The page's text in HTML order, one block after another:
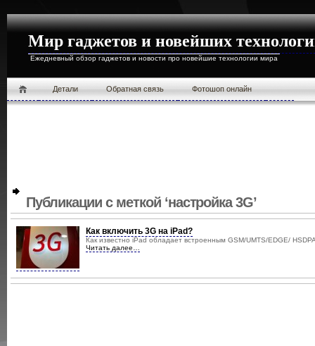
Мир гаджетов и новейших
Ежедневный обзор гаджетов и новости про новейшие технологии мира
Детали Обратная связь Фотошоп онлайн
Публикации с меткой ‘настройка 3G’
Как включить 3G на iPad?
Как известно iPad обладает встроенным GSM/UMTS/EDGE/
Читать далее…